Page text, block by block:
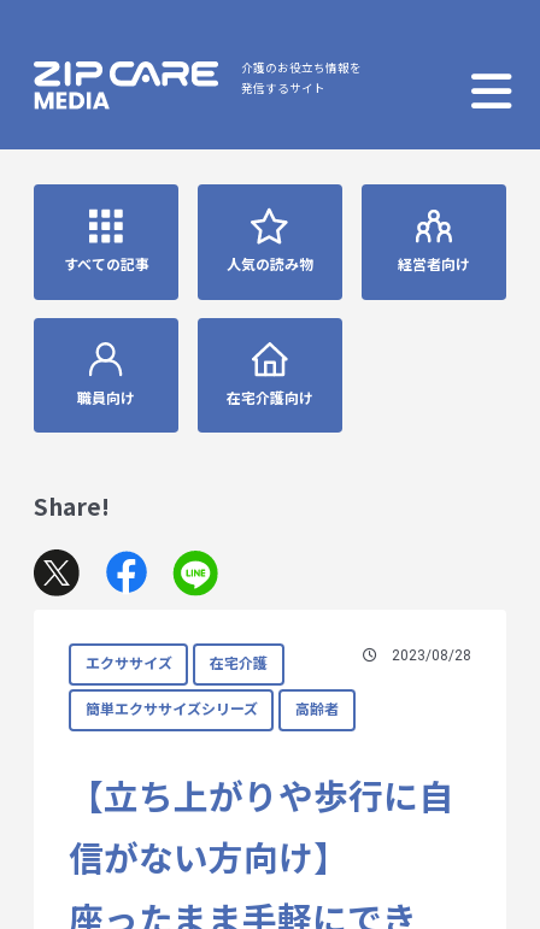
介護のお役立ち情報を
発信するサイト
すべての記事 人気の読み物 経営者向け
職員向け 在宅介護向け
Share!
エクササイズ 在宅介護
簡単エクササイズシリーズ 高齢者
2023/08/28
【立ち上がりや歩行に自
信がない方向け】